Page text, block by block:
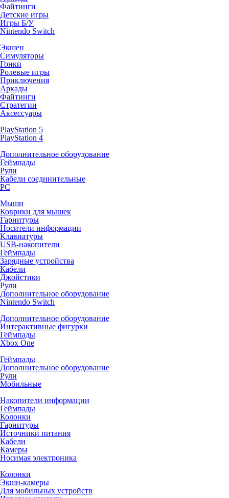
Файтинги
Детские игры
Игры Б/У
Nintendo Switch
Экшен
Симуляторы
Гонки
Ролевые игры
Приключения
Аркады
Файтинги
Стратегии
Аксессуары
PlayStation 5
PlayStation 4
Дополнительное оборудование
Геймпады
Рули
Кабели соединительные
PC
Мыши
Коврики для мышек
Гарнитуры
Носители информации
Клавиатуры
USB-накопители
Геймпады
Зарядные устройства
Кабели
Джойстики
Рули
Дополнительное оборудование
Nintendo Switch
Дополнительное оборудование
Интерактивные фигурки
Геймпады
Xbox One
Геймпады
Дополнительное оборудование
Рули
Мобильные
Накопители информации
Геймпады
Колонки
Гарнитуры
Источники питания
Кабели
Камеры
Носимая электроника
Колонки
Экшн-камеры
Для мобильных устройств